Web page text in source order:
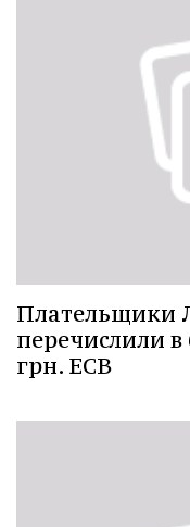
Плательщики
перечислили
грн. ЕСВ